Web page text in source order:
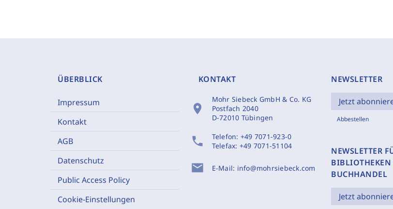
ÜBERBLICK
Impressum
Kontakt
AGB
Datenschutz
Public Access Policy
Cookie-Einstellungen
KONTAKT
location_on
Mohr Siebeck GmbH & Co. KG
Postfach 2040
D-72010 Tübingen
phone Telefon: +49 7071-923-0
Telefax: +49 7071-51104
mail E-Mail: info@mohrsiebeck.com
NEWSLETTER
Jetzt
Abbestellen
NEWSLETTER
BUCHHANDEL
Jetzt